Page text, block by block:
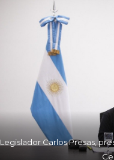
Legislador Carlos Presas,